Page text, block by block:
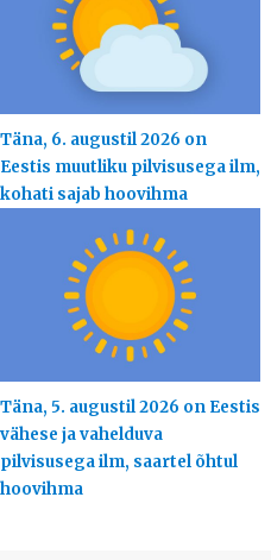
Täna, 6. augustil 2026 on
Eestis muutliku pilvisusega ilm,
kohati sajab hoovihma
Täna, 5. augustil 2026 on Eestis
vähese ja vahelduva
pilvisusega ilm, saartel õhtul
hoovihma